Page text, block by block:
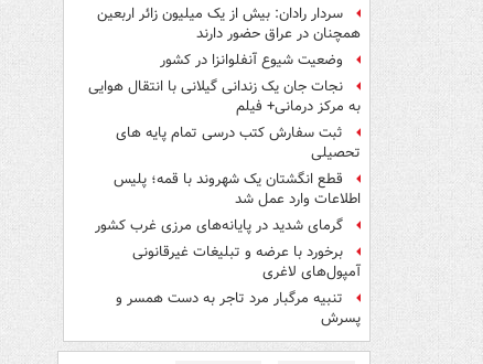
سردار رادان: بیش از یک میلیون زائر اربعین
همچنان در عراق حضور دارند
وضعیت شیوع آنفلوانزا در کشور
نجات جان یک زندانی گیلانی با انتقال هوایی
به مرکز درمانی+ فیلم
ثبت سفارش کتب درسی تمام پایه های
تحصیلی
قطع انگشتان یک شهروند با قمه؛ پلیس
اطلاعات وارد عمل شد
گرمای شدید در پایانه‌های مرزی غرب کشور
برخورد با عرضه و تبلیغات غیرقانونی
آمپول‌های لاغری
تنبیه مرگبار مرد تاجر به دست همسر و
پسرش